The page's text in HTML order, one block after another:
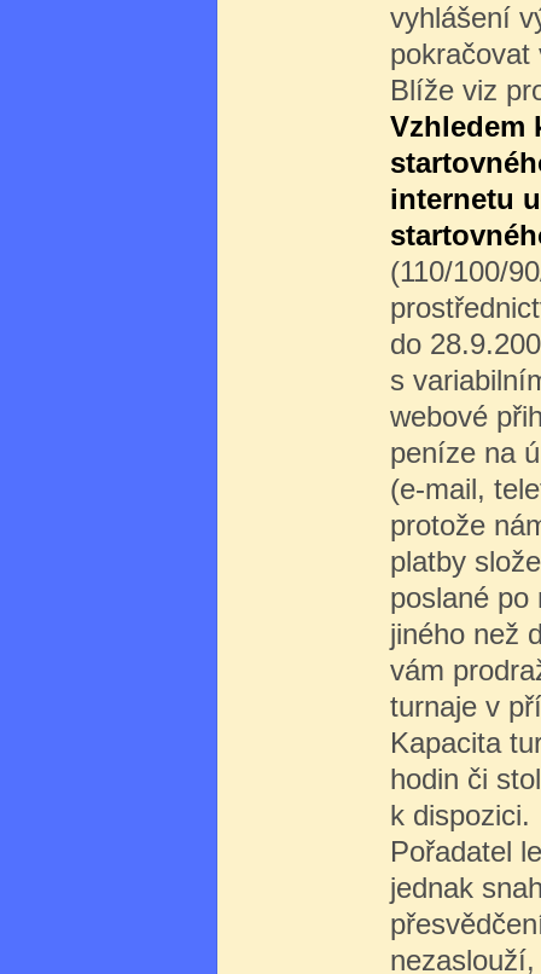
vyhlášení
pokračovat
Blíže viz
Vzhledem
internetu
(110/100/
do
s
webové
peníze na
(e-mail,
protože
platby
poslané po
jiného než
vám
turnaje v
Kapacita
hodin či
k dispozici.
Pořadatel
jednak